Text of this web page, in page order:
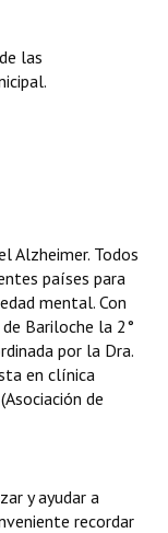
las
Alzheimer. Todos
países para
mental. Con
Bariloche la 2°
por la Dra.
en clínica
de
y ayudar a
recordar